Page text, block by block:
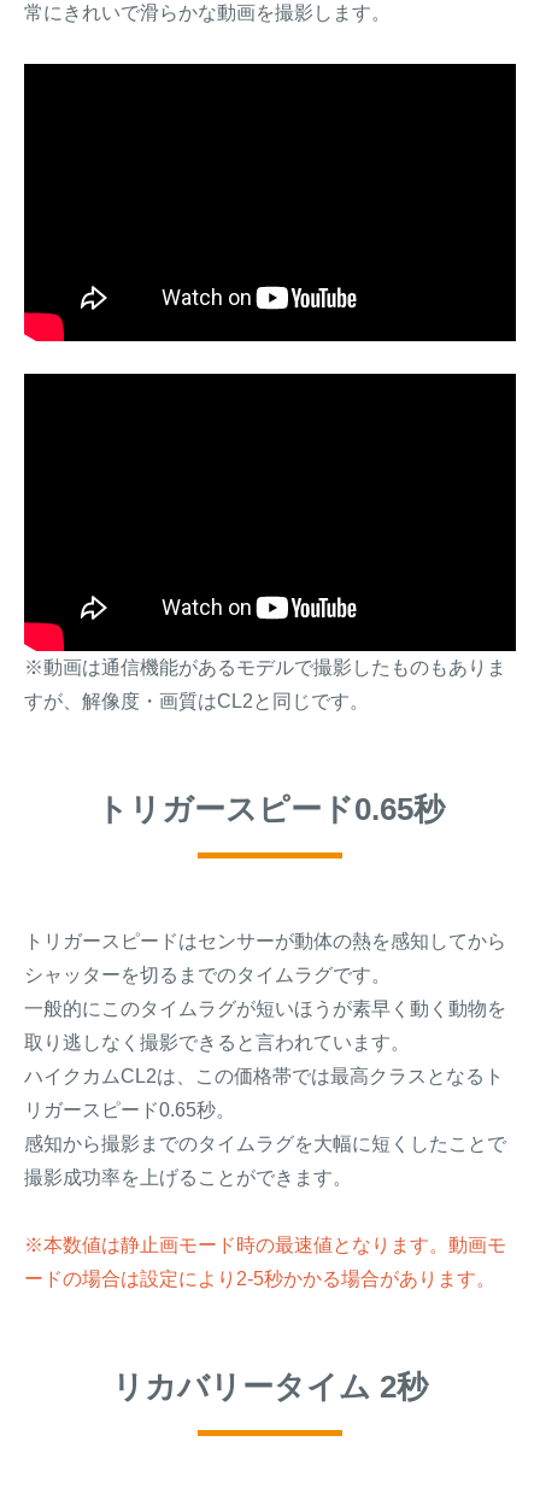
常にきれいで滑らかな動画を撮影します。
※動画は通信機能があるモデルで撮影したものもありま
すが、解像度・画質はCL2と同じです。
トリガースピード0.65秒
トリガースピードはセンサーが動体の熱を感知してから
シャッターを切るまでのタイムラグです。
一般的にこのタイムラグが短いほうが素早く動く動物を
取り逃しなく撮影できると言われています。
ハイクカムCL2は、この価格帯では最高クラスとなるト
リガースピード0.65秒。
感知から撮影までのタイムラグを大幅に短くしたことで
撮影成功率を上げることができます。
※本数値は静止画モード時の最速値となります。動画モ
ードの場合は設定により2-5秒かかる場合があります。
リカバリータイム 2秒